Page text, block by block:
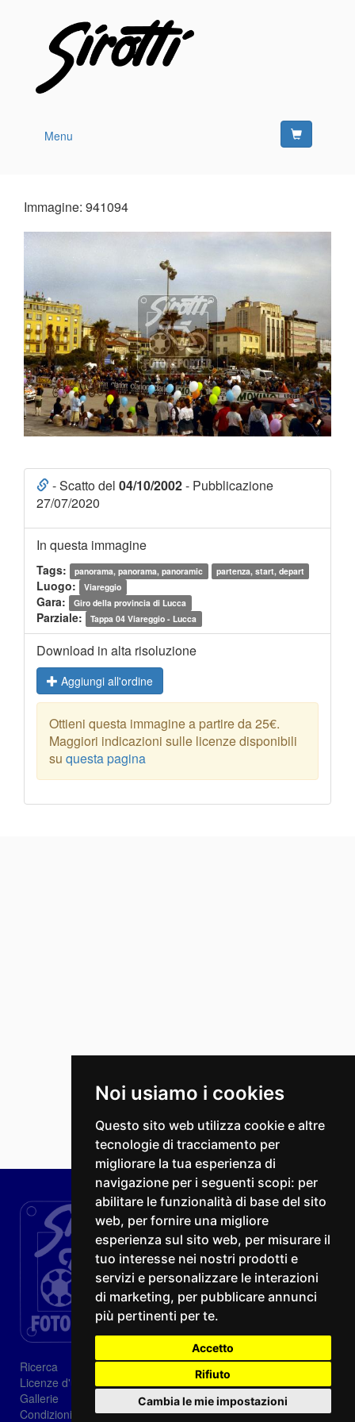
Noi usiamo i cookies
Questo sito web utilizza cookie e altre
tecnologie di tracciamento per
migliorare la tua esperienza di
navigazione per i seguenti scopi: per
abilitare le funzionalità di base del sito
web, per fornire una migliore
esperienza sul sito web, per misurare il
tuo interesse nei nostri prodotti e
servizi e personalizzare le interazioni
di marketing, per pubblicare annunci
più pertinenti per te.
Accetto
Rifiuto
Cambia le mie impostazioni
Menu
Immagine: 941094
- Scatto del 04/10/2002- Pubblicazione
27/07/2020
In questa immagine
Tags: panorama, panorama, panoramic partenza, start, depart
Luogo: Viareggio
Gara: Giro della provincia di Lucca
Parziale: Tappa 04 Viareggio - Lucca
Download in alta risoluzione
Aggiungi all'ordine
Ottieni questa immagine a partire da 25€.
Maggiori indicazioni sulle licenze disponibili
su questa pagina
Ricerca
Licenze d'utilizzo
Gallerie
Condizioni di vendita